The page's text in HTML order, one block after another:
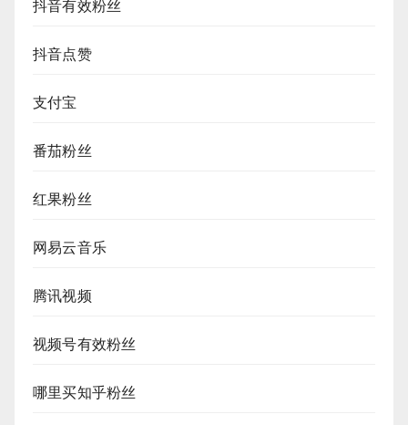
抖音有效粉丝
抖音点赞
支付宝
番茄粉丝
红果粉丝
网易云音乐
腾讯视频
视频号有效粉丝
哪里买知乎粉丝